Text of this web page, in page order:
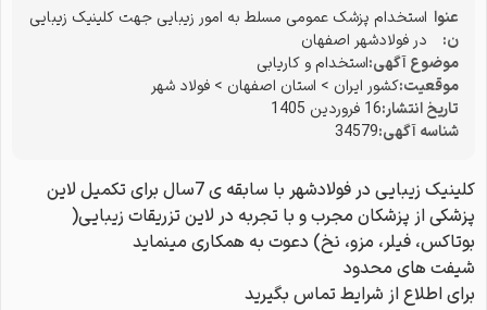
عنوا
ن:
استخدام پزشک عمومی مسلط به امور زیبایی جهت کلینیک زیبایی
در فولادشهر اصفهان
موضوع آگهی:استخدام و کاریابی
موقعیت:کشور ایران > استان اصفهان > فولاد شهر
تاریخ انتشار:16 فروردین 1405
شناسه آگهی:34579
کلینیک زیبایی در فولادشهر با سابقه ی 7سال برای تکمیل لاین
پزشکی از پزشکان مجرب و با تجربه در لاین تزریقات زیبایی(
بوتاکس، فیلر، مزو، نخ) دعوت به همکاری مینماید
شیفت های محدود
برای اطلاع از شرایط تماس بگیرید